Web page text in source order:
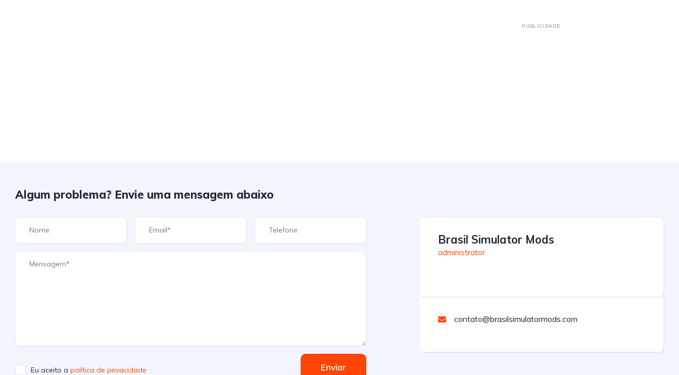
PUBLICIDADE
Algum problema? Envie uma mensagem abaixo
Eu aceito a política de privacidade Enviar
Brasil Simulator Mods
administrator
contato@brasilsimulatormods.com